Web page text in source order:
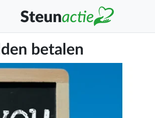
betalen